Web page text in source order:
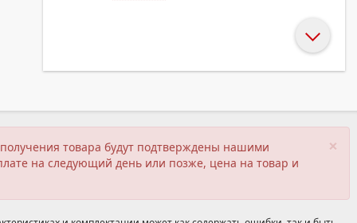
×
товара будут подтверждены нашими
на следующий день или позже, цена на товар и